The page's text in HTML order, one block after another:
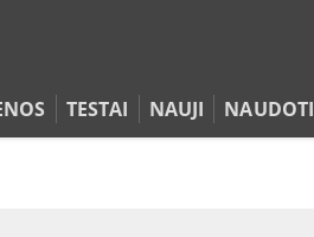
TESTAI NAUJI NAUDOTI